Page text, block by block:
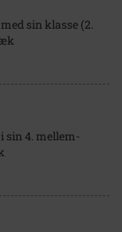
sin klasse (2.
sin 4. mellem-